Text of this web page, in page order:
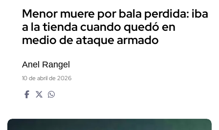
Menor muere por bala perdida: iba
a la tienda cuando quedó en
medio de ataque armado
Anel Rangel
10 de abril de 2026